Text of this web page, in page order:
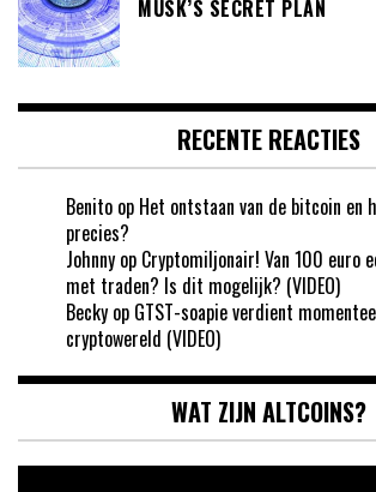
MUSK’S SECRET PLAN
RECENTE REACTIES
Benito op Het ontstaan van de bitcoin en
precies?
Johnny op Cryptomiljonair! Van 100 euro
met traden? Is dit mogelijk? (VIDEO)
Becky op GTST-soapie verdient
cryptowereld (VIDEO)
WAT ZIJN ALTCOINS?